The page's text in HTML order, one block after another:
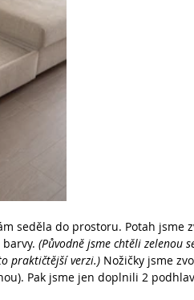
seděla do prostoru. Potah jsme
(Původně jsme chtěli zelenou
praktičtější verzi.) Nožičky jsme
Pak jsme jen doplnili 2